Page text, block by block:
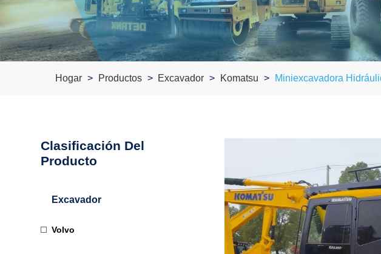
Hogar Productos Excavador Komatsu Miniexcavadora
Clasificación Del
Producto
Excavador
Volvo